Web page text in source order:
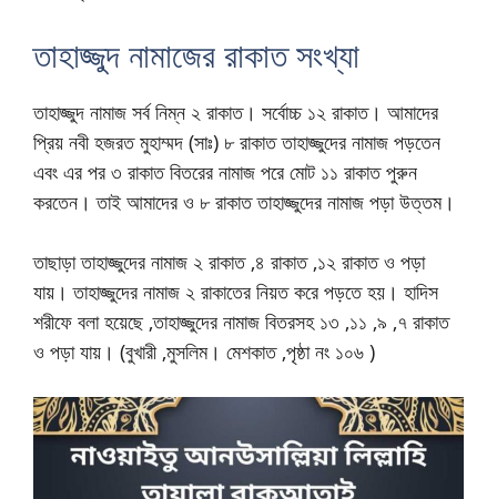
তাহাজ্জুদ নামাজের রাকাত সংখ্যা
তাহাজ্জুদ নামাজ সর্ব নিম্ন ২ রাকাত। সর্বোচ্চ ১২ রাকাত। আমাদের
প্রিয় নবী হজরত মুহাম্মদ (সাঃ) ৮ রাকাত তাহাজ্জুদের নামাজ পড়তেন
এবং এর পর ৩ রাকাত বিতরের নামাজ পরে মোট ১১ রাকাত পুরুন
করতেন। তাই আমাদের ও ৮ রাকাত তাহাজ্জুদের নামাজ পড়া উত্তম।
তাছাড়া তাহাজ্জুদের নামাজ ২ রাকাত ,৪ রাকাত ,১২ রাকাত ও পড়া
যায়। তাহাজ্জুদের নামাজ ২ রাকাতের নিয়ত করে পড়তে হয়। হাদিস
শরীফে বলা হয়েছে ,তাহাজ্জুদের নামাজ বিতরসহ ১৩ ,১১ ,৯ ,৭ রাকাত
ও পড়া যায়। (বুখারী ,মুসলিম। মেশকাত ,পৃষ্ঠা নং ১০৬ )